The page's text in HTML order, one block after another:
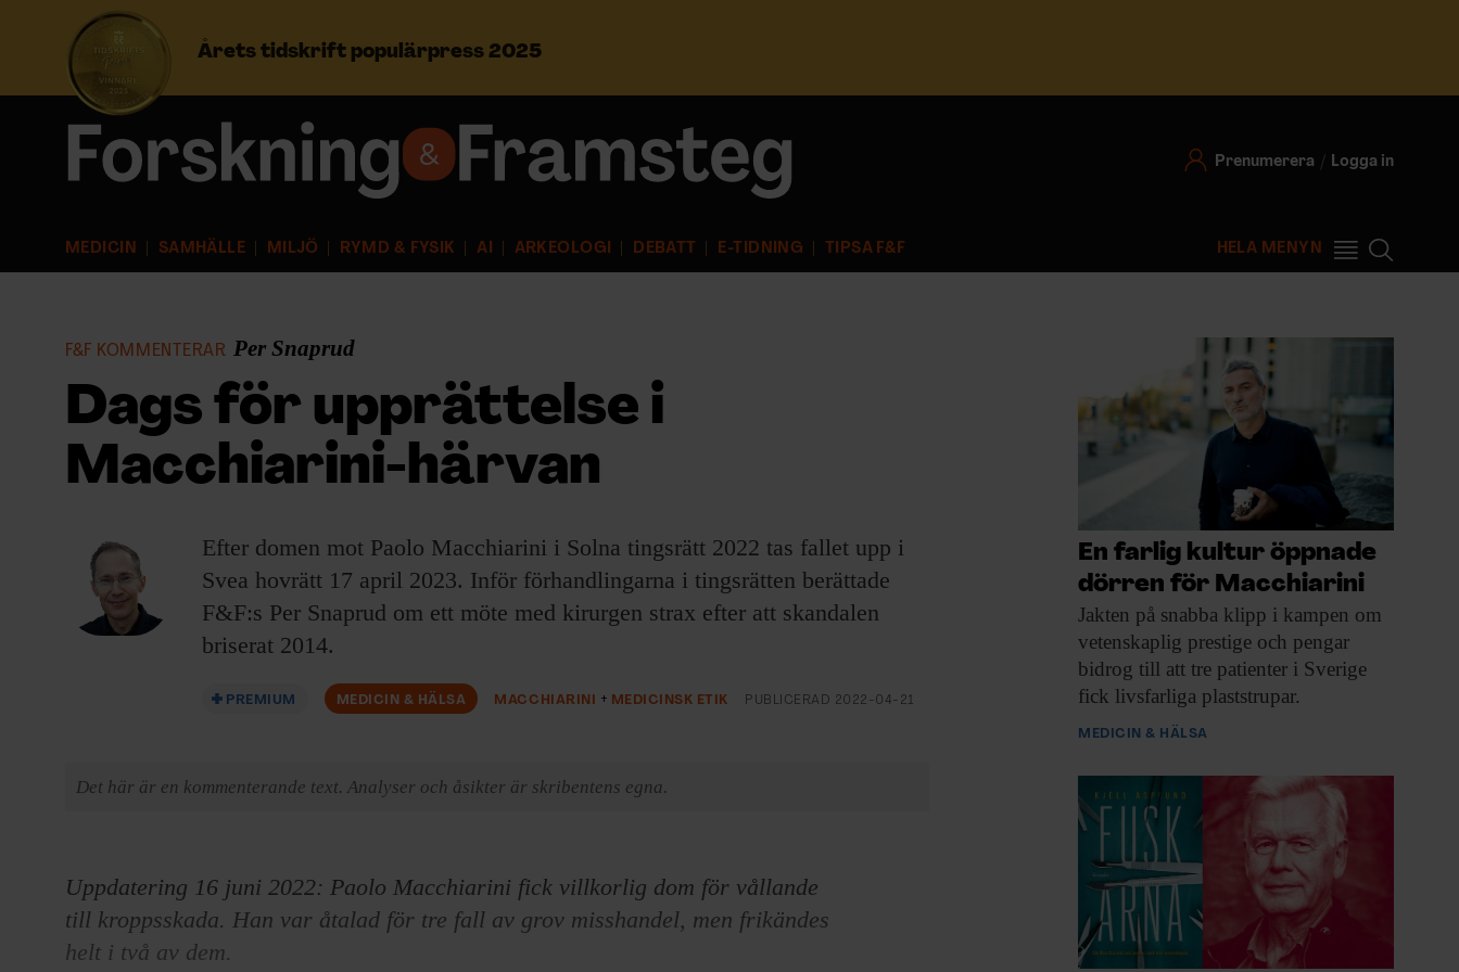
Årets tidskrift populärpress 2025
Prenumerera Logga in
MEDICIN SAMHÄLLE MILJÖ RYMD & FYSIK AI ARKEOLOGI DEBATT E-TIDNING TIPSA F&F HELA MENYN
r
Prenumerera
NYHETSBREV
ARKIV & E-TIDNING
LYSSNA/PODD
SHOP
KONTAKTA F&F
ANNONSERA I F&F
F&F KOMMENTERAR Per Snaprud
Dags för upprättelse i
Macchiarini-härvan
Efter domen mot Paolo Macchiarini i Solna tingsrätt 2022 tas fallet upp i
Svea hovrätt 17 april 2023. Inför förhandlingarna i tingsrätten berättade
F&F:s Per Snaprud om ett möte med kirurgen strax efter att skandalen
briserat 2014.
PREMIUM MEDICIN & HÄLSA MACCHIARINI MEDICINSK ETIK PUBLICERAD 2022-04-21
Det här är en kommenterande text. Analyser och åsikter är skribentens egna.
Uppdatering 16 juni 2022: Paolo Macchiarini fick villkorlig dom för vållande
till kroppsskada. Han var åtalad för tre fall av grov misshandel, men frikändes
helt i två av dem.
En farlig kultur öppnade
dörren för Macchiarini
Jakten på snabba klipp i kampen om
vetenskaplig prestige och pengar
bidrog till att tre patienter i Sverige
fick livsfarliga plaststrupar.
MEDICIN & HÄLSA